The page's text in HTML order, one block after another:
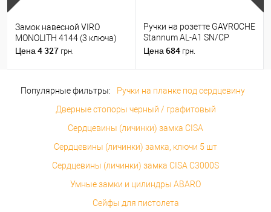
Замок навесной VIRO
MONOLITH 4144 (3 ключа)
Цена 4 327 грн.
Ручки на розетте GAVROCHE
Stannum AL-A1 SN/CP
никель/хром
Цена 684 грн.
Популярные фильтры:
Ручки на планке под сердцевину
Дверные стопоры черный / графитовый
Сердцевины (личинки) замка CISA
Сердцевины (личинки) замка, ключи 5 шт
Сердцевины (личинки) замка CISA C3000S
Умные замки и цилиндры ABARO
Сейфы для пистолета